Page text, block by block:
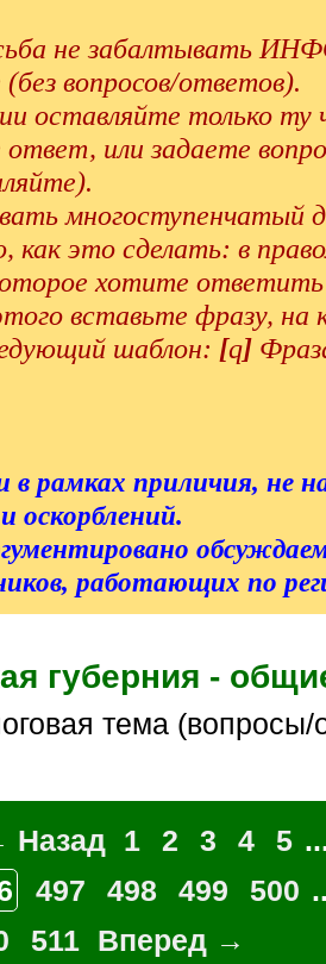
не забалтывать
вопросов/ответов).
оставляйте только ту
или задаете
многоступенчатый
как это сделать: в
хотите
вставьте фразу, на
шаблон: [q]
в рамках приличия, не
оскорблений.
работающих по
губерния -
тема (вопросы/
Назад 1 2 3 4 5
497 498 499 500
511 Вперед →